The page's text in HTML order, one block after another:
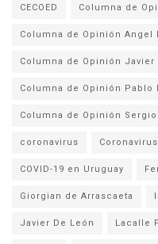
CECOED Columna de
Columna de Opinión Angel
Columna de Opinión Javier
Columna de Opinión Pablo
Columna de Opinión
coronavirus
COVID-19 en Uruguay
Giorgian de Arrascaeta
Javier De León Lacalle